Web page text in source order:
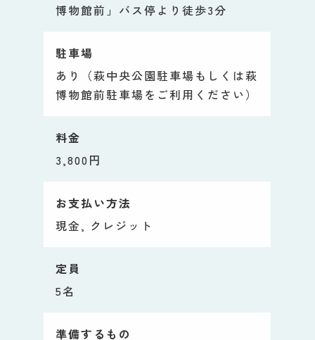
博物館前」バス停より徒歩3分
駐車場
あり（萩中央公園駐車場もしくは萩
博物館前駐車場をご利用ください）
料金
3,800円
お支払い方法
現金, クレジット
定員
5名
準備するもの